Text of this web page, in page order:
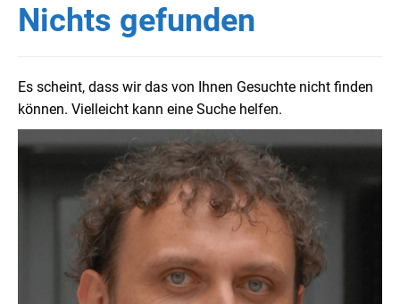
Nichts gefunden
Es scheint, dass wir das von Ihnen Gesuchte nicht finden
können. Vielleicht kann eine Suche helfen.